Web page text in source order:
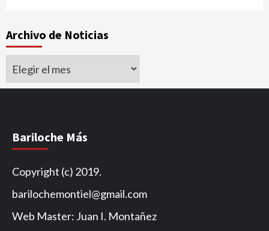
Archivo de Noticias
Archivo
Bariloche Más
Copyright (c) 2019.
barilochemontiel@gmail.com
Web Master: Juan I. Montañez